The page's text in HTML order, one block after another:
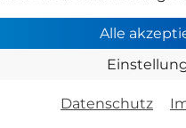
Alle
Datenschutz